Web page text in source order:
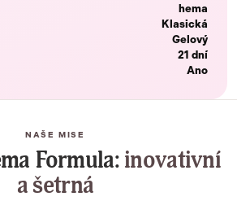
hema
Klasická
Gelový
21 dní
Ano
NAŠE MISE
Formula:inovativní
a šetrná